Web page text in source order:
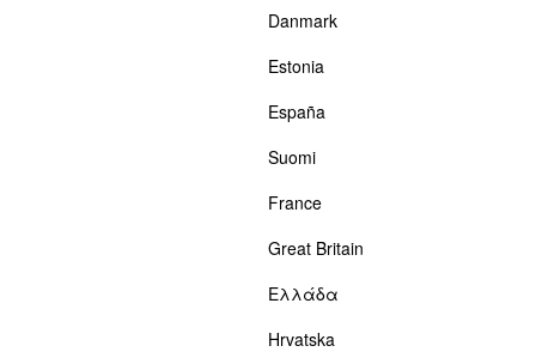
Danmark
Estonia
España
Suomi
France
Great Britain
Ελλάδα
Hrvatska